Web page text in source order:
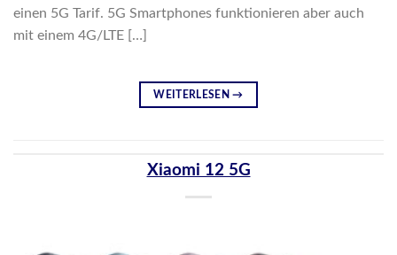
einen 5G Tarif. 5G Smartphones funktionieren aber auch
mit einem 4G/LTE […]
WEITERLESEN→
Xiaomi 12 5G